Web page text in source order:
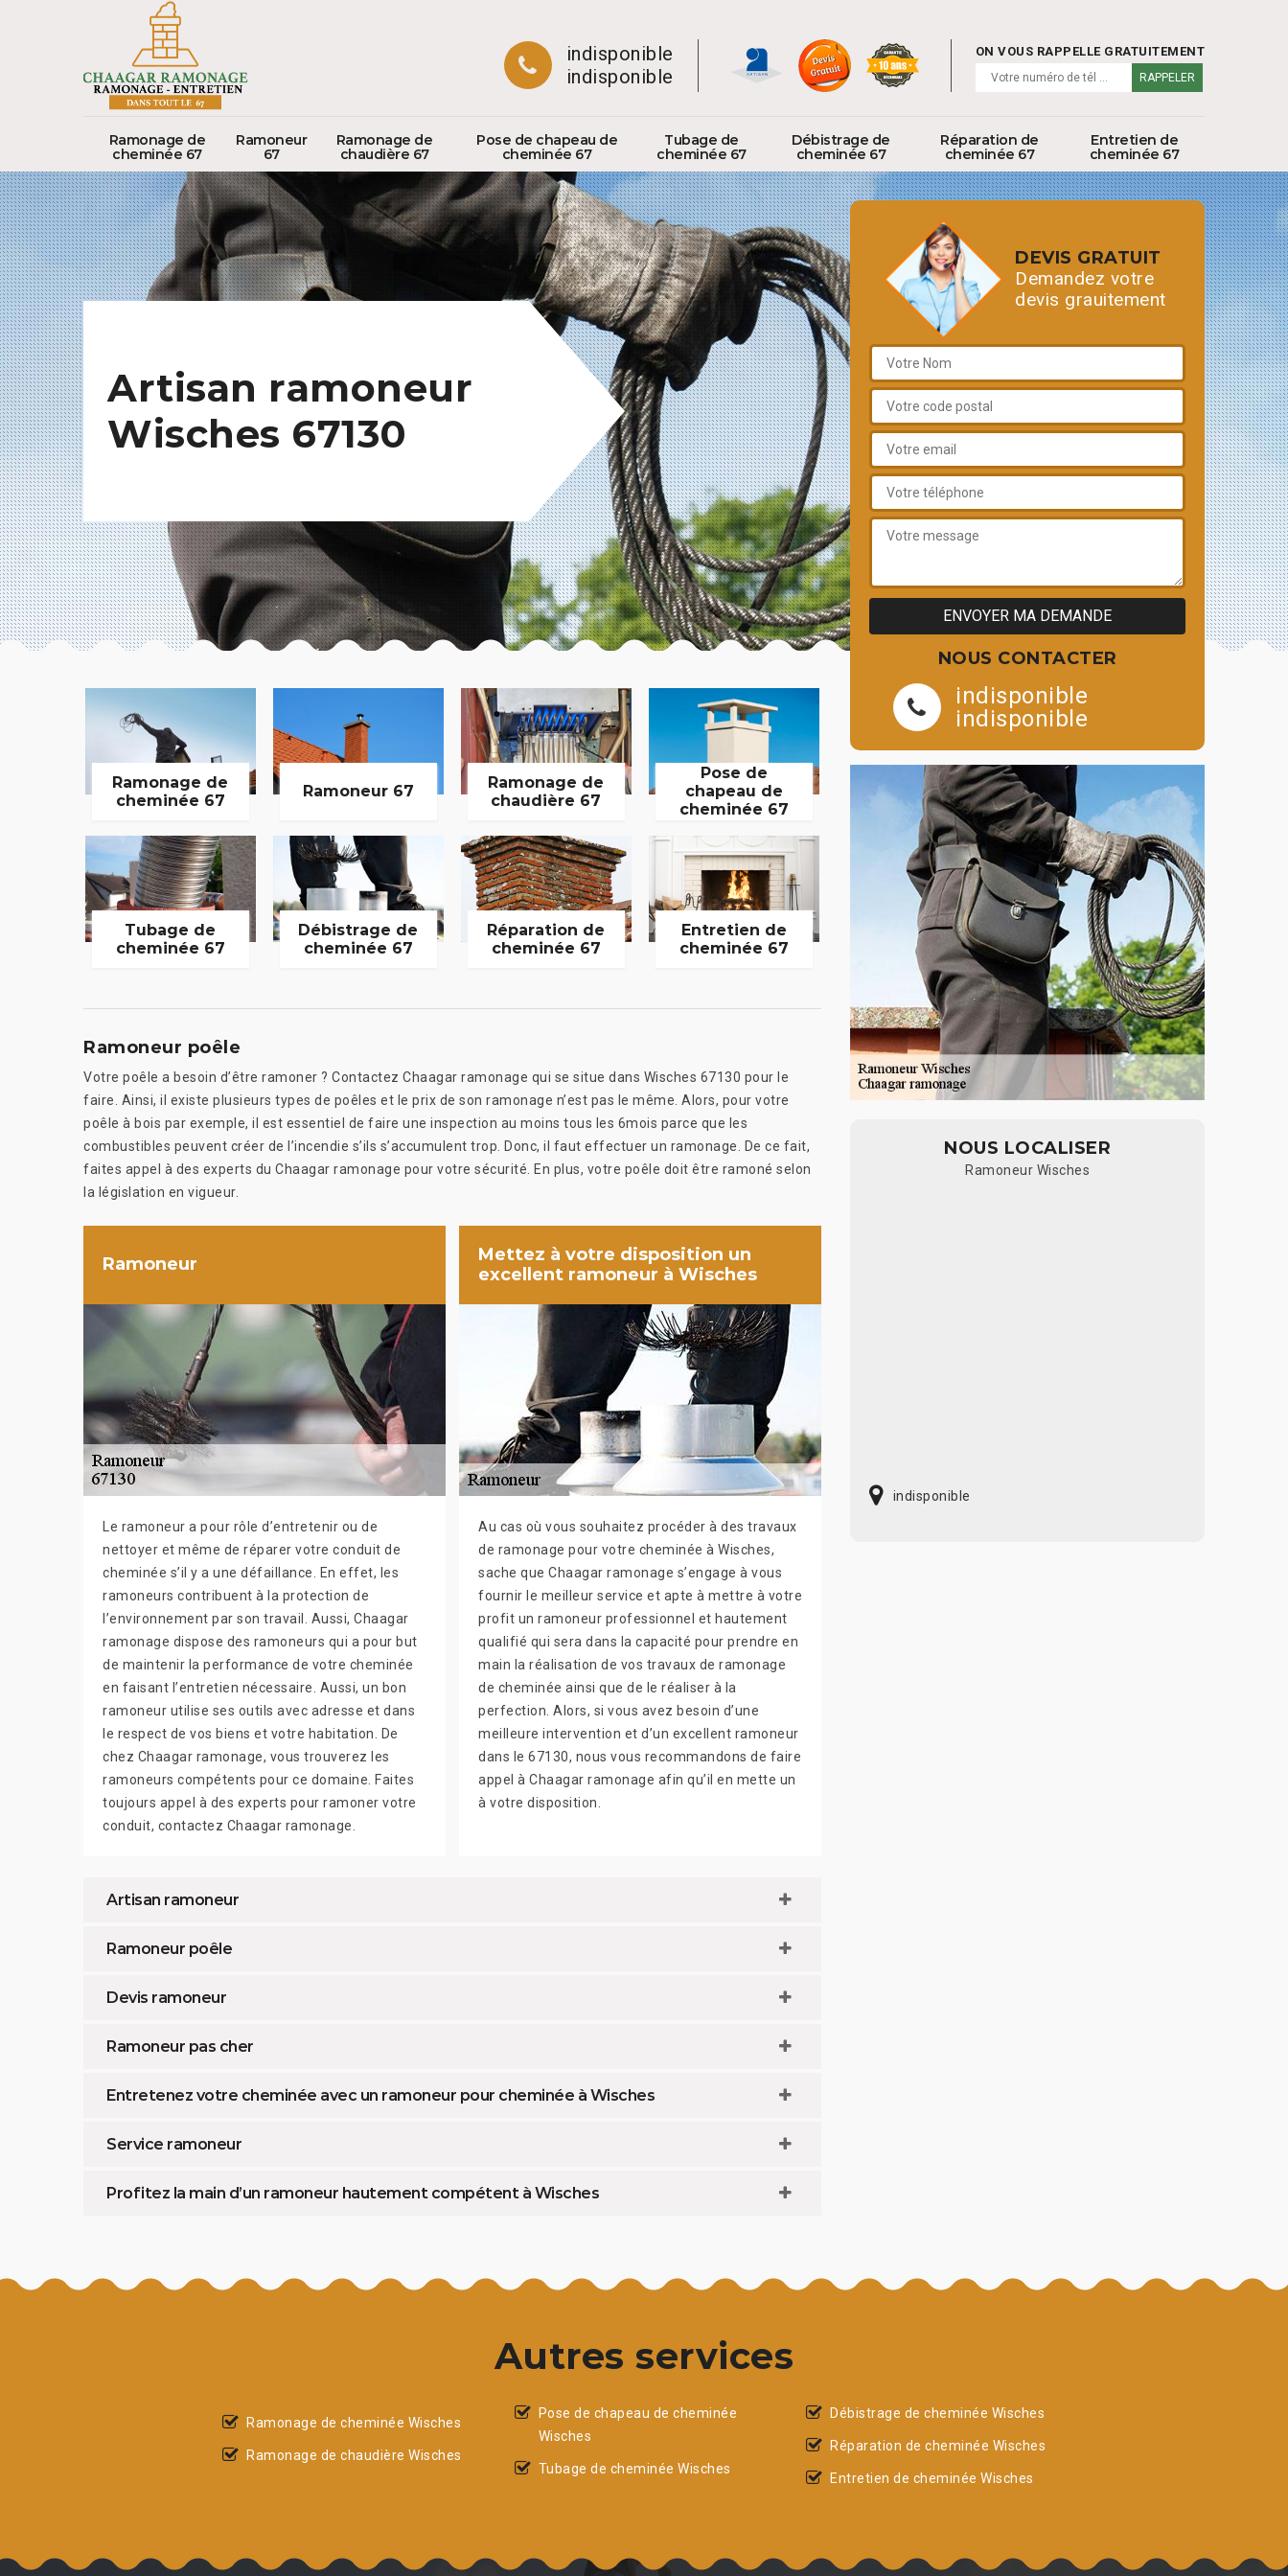
indisponible
indisponible
ON VOUS RAPPELLE GRATUITEMENT
Ramonage de
cheminée 67
Ramoneur
67
Ramonage de
chaudière 67
Pose de chapeau de
cheminée 67
Tubage de
cheminée 67
Débistrage de
cheminée 67
Réparation de
cheminée 67
Entretien de
cheminée 67
Artisan ramoneur
Wisches 67130
Ramonage de
cheminée 67
Ramoneur 67
Ramonage de
chaudière 67
Pose de
chapeau de
cheminée 67
Tubage de
cheminée 67
Débistrage de
cheminée 67
Réparation de
cheminée 67
Entretien de
cheminée 67
Ramoneur poêle
Votre poêle a besoin d’être ramoner ? Contactez Chaagar ramonage qui se situe dans Wisches 67130 pour le
faire. Ainsi, il existe plusieurs types de poêles et le prix de son ramonage n’est pas le même. Alors, pour votre
poêle à bois par exemple, il est essentiel de faire une inspection au moins tous les 6mois parce que les
combustibles peuvent créer de l’incendie s’ils s’accumulent trop. Donc, il faut effectuer un ramonage. De ce fait,
faites appel à des experts du Chaagar ramonage pour votre sécurité. En plus, votre poêle doit être ramoné selon
la législation en vigueur.
Ramoneur
Le ramoneur a pour rôle d’entretenir ou de
nettoyer et même de réparer votre conduit de
cheminée s’il y a une défaillance. En effet, les
ramoneurs contribuent à la protection de
l’environnement par son travail. Aussi, Chaagar
ramonage dispose des ramoneurs qui a pour but
de maintenir la performance de votre cheminée
en faisant l’entretien nécessaire. Aussi, un bon
ramoneur utilise ses outils avec adresse et dans
le respect de vos biens et votre habitation. De
chez Chaagar ramonage, vous trouverez les
ramoneurs compétents pour ce domaine. Faites
toujours appel à des experts pour ramoner votre
conduit, contactez Chaagar ramonage.
Mettez à votre disposition un
excellent ramoneur à Wisches
Au cas où vous souhaitez procéder à des travaux
de ramonage pour votre cheminée à Wisches,
sache que Chaagar ramonage s’engage à vous
fournir le meilleur service et apte à mettre à votre
profit un ramoneur professionnel et hautement
qualifié qui sera dans la capacité pour prendre en
main la réalisation de vos travaux de ramonage
de cheminée ainsi que de le réaliser à la
perfection. Alors, si vous avez besoin d’une
meilleure intervention et d’un excellent ramoneur
dans le 67130, nous vous recommandons de faire
appel à Chaagar ramonage afin qu’il en mette un
à votre disposition.
Artisan ramoneur
Ramoneur poêle
Devis ramoneur
Ramoneur pas cher
Entretenez votre cheminée avec un ramoneur pour cheminée à Wisches
Service ramoneur
Profitez la main d’un ramoneur hautement compétent à Wisches
DEVIS GRATUIT
Demandez votre
devis grauitement
NOUS CONTACTER
indisponible
indisponible
NOUS LOCALISER
Ramoneur Wisches
indisponible
Autres services
Ramonage de cheminée Wisches
Ramonage de chaudière Wisches
Pose de chapeau de cheminée
Wisches
Tubage de cheminée Wisches
Débistrage de cheminée Wisches
Réparation de cheminée Wisches
Entretien de cheminée Wisches